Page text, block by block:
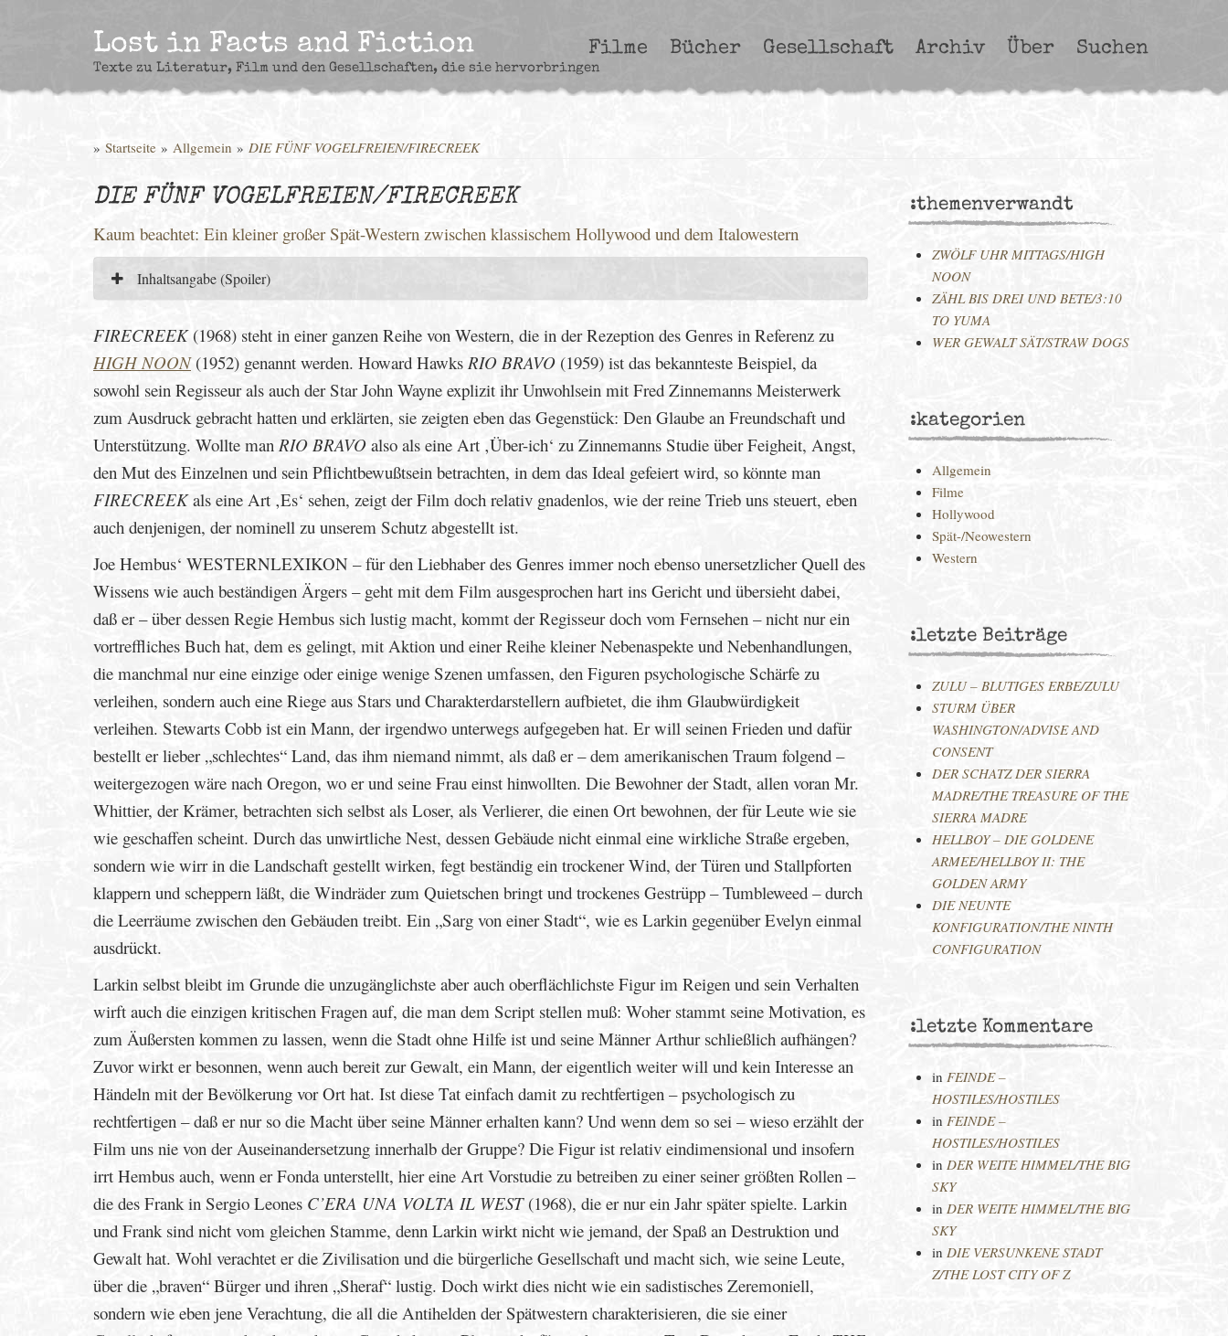
Lost in Facts and Fiction
Texte zu Literatur, Film und den Gesellschaften, die sie hervorbringen
Filme Bücher Gesellschaft Archiv Über Suchen
» Startseite » Allgemein » DIE FÜNF VOGELFREIEN/FIRECREEK
DIE FÜNF VOGELFREIEN/FIRECREEK
Kaum beachtet: Ein kleiner großer Spät-Western zwischen klassischem Hollywood und dem Italowestern
Inhaltsangabe (Spoiler)
FIRECREEK(1968) steht in einer ganzen Reihe von Western, die in der Rezeption des Genres in Referenz zu
HIGH NOON(1952) genannt werden. Howard Hawks RIO BRAVO (1959) ist das bekannteste Beispiel, da
sowohl sein Regisseur als auch der Star John Wayne explizit ihr Unwohlsein mit Fred Zinnemanns Meisterwerk
zum Ausdruck gebracht hatten und erklärten, sie zeigten eben das Gegenstück: Den Glaube an Freundschaft und
Unterstützung. Wollte manRIO BRAVO also als eine Art ‚Über-ich‘ zu Zinnemanns Studie über Feigheit, Angst,
den Mut des Einzelnen und sein Pflichtbewußtsein betrachten, in dem das Ideal gefeiert wird, so könnte man
FIRECREEKals eine Art ‚Es‘ sehen, zeigt der Film doch relativ gnadenlos, wie der reine Trieb uns steuert, eben
auch denjenigen, der nominell zu unserem Schutz abgestellt ist.
Joe Hembus‘ WESTERNLEXIKON – für den Liebhaber des Genres immer noch ebenso unersetzlicher Quell des
Wissens wie auch beständigen Ärgers – geht mit dem Film ausgesprochen hart ins Gericht und übersieht dabei,
daß er – über dessen Regie Hembus sich lustig macht, kommt der Regisseur doch vom Fernsehen – nicht nur ein
vortreffliches Buch hat, dem es gelingt, mit Aktion und einer Reihe kleiner Nebenaspekte und Nebenhandlungen,
die manchmal nur eine einzige oder einige wenige Szenen umfassen, den Figuren psychologische Schärfe zu
verleihen, sondern auch eine Riege aus Stars und Charakterdarstellern aufbietet, die ihm Glaubwürdigkeit
verleihen. Stewarts Cobb ist ein Mann, der irgendwo unterwegs aufgegeben hat. Er will seinen Frieden und dafür
bestellt er lieber „schlechtes“ Land, das ihm niemand nimmt, als daß er – dem amerikanischen Traum folgend –
weitergezogen wäre nach Oregon, wo er und seine Frau einst hinwollten. Die Bewohner der Stadt, allen voran Mr.
Whittier, der Krämer, betrachten sich selbst als Loser, als Verlierer, die einen Ort bewohnen, der für Leute wie sie
wie geschaffen scheint. Durch das unwirtliche Nest, dessen Gebäude nicht einmal eine wirkliche Straße ergeben,
sondern wie wirr in die Landschaft gestellt wirken, fegt beständig ein trockener Wind, der Türen und Stallpforten
klappern und scheppern läßt, die Windräder zum Quietschen bringt und trockenes Gestrüpp – Tumbleweed – durch
die Leerräume zwischen den Gebäuden treibt. Ein „Sarg von einer Stadt“, wie es Larkin gegenüber Evelyn einmal
ausdrückt.
Larkin selbst bleibt im Grunde die unzugänglichste aber auch oberflächlichste Figur im Reigen und sein Verhalten
wirft auch die einzigen kritischen Fragen auf, die man dem Script stellen muß: Woher stammt seine Motivation, es
zum Äußersten kommen zu lassen, wenn die Stadt ohne Hilfe ist und seine Männer Arthur schließlich aufhängen?
Zuvor wirkt er besonnen, wenn auch bereit zur Gewalt, ein Mann, der eigentlich weiter will und kein Interesse an
Händeln mit der Bevölkerung vor Ort hat. Ist diese Tat einfach damit zu rechtfertigen – psychologisch zu
rechtfertigen – daß er nur so die Macht über seine Männer erhalten kann? Und wenn dem so sei – wieso erzählt der
Film uns nie von der Auseinandersetzung innerhalb der Gruppe? Die Figur ist relativ eindimensional und insofern
irrt Hembus auch, wenn er Fonda unterstellt, hier eine Art Vorstudie zu betreiben zu einer seiner größten Rollen –
die des Frank in Sergio Leones C’ERA UNA VOLTA IL WEST(1968), die er nur ein Jahr später spielte. Larkin
und Frank sind nicht vom gleichen Stamme, denn Larkin wirkt nicht wie jemand, der Spaß an Destruktion und
Gewalt hat. Wohl verachtet er die Zivilisation und die bürgerliche Gesellschaft und macht sich, wie seine Leute,
über die „braven“ Bürger und ihren „Sheraf“ lustig. Doch wirkt dies nicht wie ein sadistisches Zeremoniell,
sondern wie eben jene Verachtung, die all die Antihelden der Spätwestern charakterisieren, die sie einer
:themenverwandt
ZWÖLF UHR MITTAGS/HIGH
NOON
ZÄHL BIS DREI UND BETE/3:10
TO YUMA
WER GEWALT SÄT/STRAW DOGS
:kategorien
Allgemein
Filme
Hollywood
Spät-/Neowestern
Western
:letzte Beiträge
ZULU – BLUTIGES ERBE/ZULU
STURM ÜBER
WASHINGTON/ADVISE AND
CONSENT
DER SCHATZ DER SIERRA
MADRE/THE TREASURE OF THE
SIERRA MADRE
HELLBOY – DIE GOLDENE
ARMEE/HELLBOY II: THE
GOLDEN ARMY
DIE NEUNTE
KONFIGURATION/THE NINTH
CONFIGURATION
:letzte Kommentare
in FEINDE –
HOSTILES/HOSTILES
in FEINDE –
HOSTILES/HOSTILES
in DER WEITE HIMMEL/THE BIG
SKY
in DER WEITE HIMMEL/THE BIG
SKY
in DIE VERSUNKENE STADT
Z/THE LOST CITY OF Z